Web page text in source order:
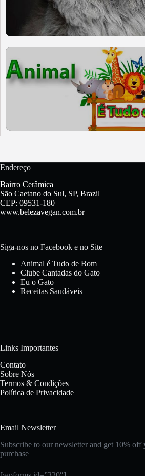
Endereço
Bairro Cerâmica
São Caetano do Sul, SP, Brazil
CEP: 09531-180
www.belezavegan.com.br
Siga-nos no Facebook e no Site
Animal é Tudo de Bom
Clube Cantadas do Gato
Eu o Gato
Receitas Saudáveis
Links Importantes
Contato
Sobre Nós
Termos & Condições
Política de Privacidade
Email Newsletter
Subscribe to our newsletter and get 10% off
purchase